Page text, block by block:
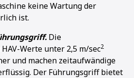
keine Wartung der
ist.
Die
Werte unter 2,5 m/sec2
und machen zeitaufwändige
Der Führungsgriff bietet